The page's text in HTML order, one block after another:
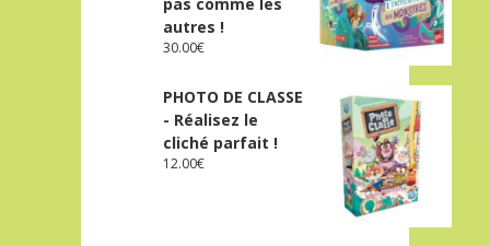
autres !
30.00€
PHOTO DE CLASSE
- Réalisez le
cliché parfait !
12.00€